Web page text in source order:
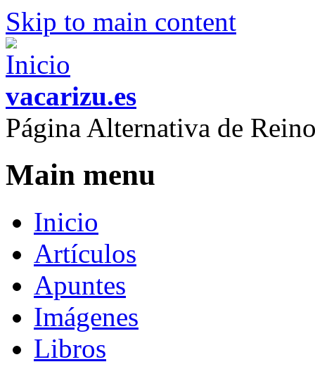
Skip to main content
vacarizu.es
Página Alternativa de
Main menu
Inicio
Artículos
Apuntes
Imágenes
Libros